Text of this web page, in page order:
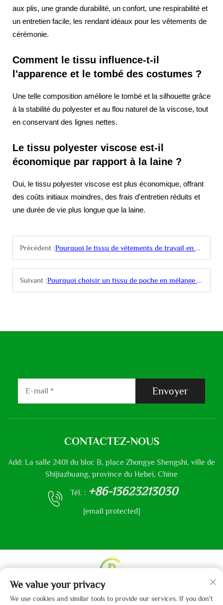
aux plis, une grande durabilité, un confort, une respirabilité et
un entretien facile, les rendant idéaux pour les vêtements de
cérémonie.
Comment le tissu influence-t-il
l'apparence et le tombé des costumes ?
Une telle composition améliore le tombé et la silhouette grâce
à la stabilité du polyester et au flou naturel de la viscose, tout
en conservant des lignes nettes.
Le tissu polyester viscose est-il
économique par rapport à la laine ?
Oui, le tissu polyester viscose est plus économique, offrant
des coûts initiaux moindres, des frais d'entretien réduits et
une durée de vie plus longue que la laine.
Précédent :Pourquoi le tissu de vêtements de travail en polyester coton est-il populaire dans l'habillement industriel ?
Suivant :Pourquoi choisir un tissu de poche en mélange polyester-coton pour les vêtements ?
Envoyer
CONTACTEZ-NOUS
Add: La salle 2401 du bloc B, place Zhongye Shengshi, ville de
Shijiazhuang, province du Hebei, Chine
Tél. : +86-13623213030
[email protected]
Droits d'auteur © 2013-2024 par Hebei Gaibo Textile Co.,
We value your privacy
We use cookies and similar tools to provide our services. If you don't